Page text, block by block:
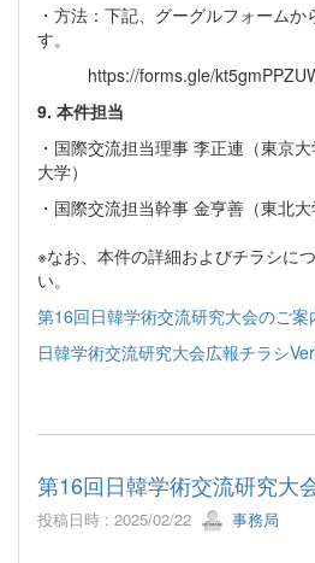
・方法：下記、グーグルフォーム
す。
https://forms.gle/
9. 本件担当
・国際交流担当理事 李正連（東京
大学）
・国際交流担当幹事 金亨善（東北大
※なお、本件の詳細およびチラシに
い。
第16回日韓学術交流研究大会のご
日韓学術交流研究大会広報チラシ
第16回日韓学術交流研究大
投稿日時 : 2025/02/22 事務局